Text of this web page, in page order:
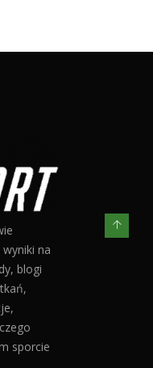
na
blogi
sporcie